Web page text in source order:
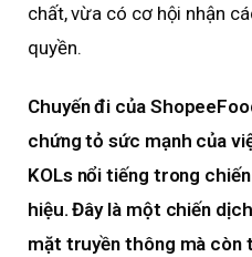
chất, vừa có cơ hội nhận
quyền.
Chuyến đi của
chứng tỏ sức mạnh của
KOLs nổi tiếng trong
hiệu. Đây là một chiến
mặt truyền thông mà còn